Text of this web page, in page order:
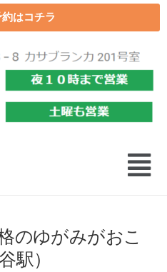
はコチラ
のゆがみがおこ
駅）